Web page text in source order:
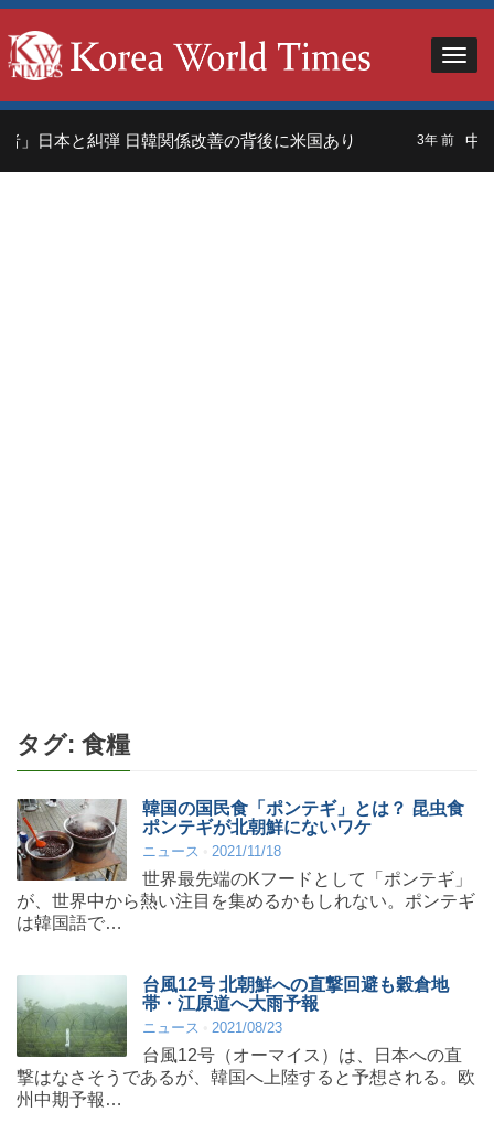
」日本と糾弾 日韓関係改善の背後に米国あり 3年 前 中国
タグ: 食糧
韓国の国民食「ポンテギ」とは？ 昆虫食
ポンテギが北朝鮮にないワケ
ニュース 2021/11/18
世界最先端のKフードとして「ポンテギ」
が、世界中から熱い注目を集めるかもしれない。ポンテギ
は韓国語で…
台風12号 北朝鮮への直撃回避も穀倉地
帯・江原道へ大雨予報
ニュース 2021/08/23
台風12号（オーマイス）は、日本への直
撃はなさそうであるが、韓国へ上陸すると予想される。欧
州中期予報…